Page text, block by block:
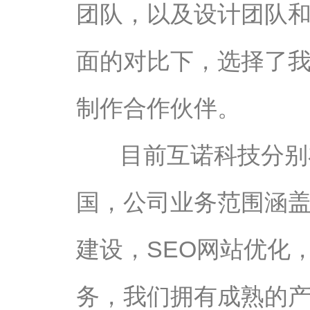
团队，以及设计团队
面的对比下，选择了
制作合作伙伴。
目前互诺科技分别
国，公司业务范围涵
建设，SEO网站优化
务，我们拥有成熟的